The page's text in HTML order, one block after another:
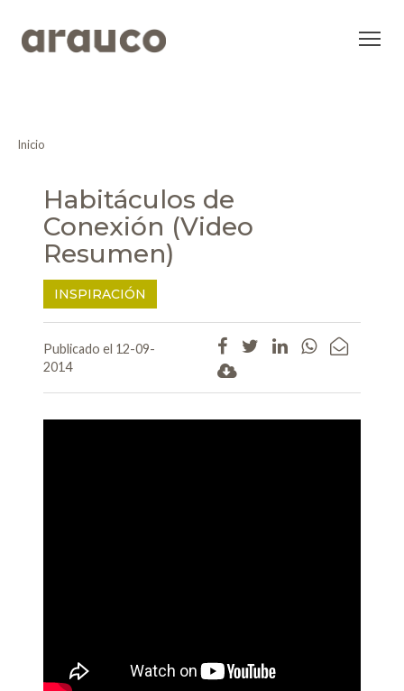
Inicio
Habitáculos de
Conexión (Video
Resumen)
INSPIRACIÓN
Publicado el 12-09-
2014